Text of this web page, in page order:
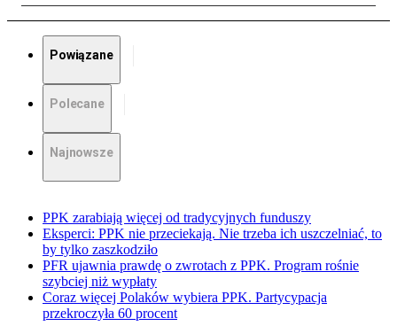
Powiązane
Polecane
Najnowsze
PPK zarabiają więcej od tradycyjnych funduszy
Eksperci: PPK nie przeciekają. Nie trzeba ich uszczelniać, to
by tylko zaszkodziło
PFR ujawnia prawdę o zwrotach z PPK. Program rośnie
szybciej niż wypłaty
Coraz więcej Polaków wybiera PPK. Partycypacja
przekroczyła 60 procent